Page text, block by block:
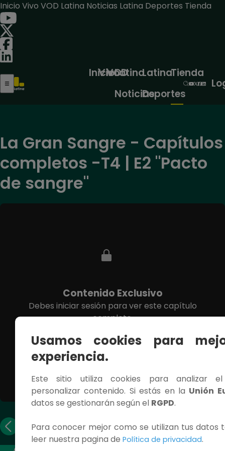
Inicio Vivo VOD Latina Noticias Latina Deportes Tienda
Inicio
Vivo
VOD
Latina
Noticias
Latina
Deportes
Tienda
La Gran Sangre - Capítulos
completos -T4 | E2 "Pacto
de sangre"
Contenido Exclusivo
Debes iniciar sesión para ver este capítulo
completo.
INICIAR SESIÓN
anterior
siguiente
Usamos cookies para
experiencia.
Este sitio utiliza cookies para analizar
personalizar contenido. Si estás en la Unión
datos se gestionarán según el RGPD.
Para conocer mejor como se utilizan tus datos
leer nuestra pagina de Política de privacidad.